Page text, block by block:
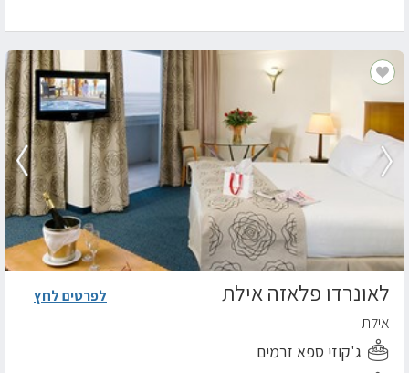
לאונרדו פלאזה אילת
אילת
ג'קוזי ספא זרמים
לפרטים לחץ